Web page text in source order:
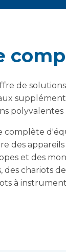
de
complète
des
et des
des chariots
à